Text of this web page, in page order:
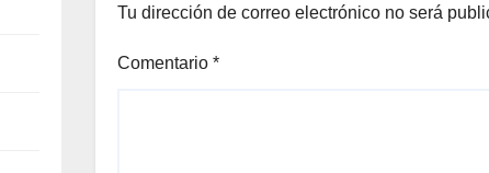
Tu dirección de correo electrónico no será
Comentario *